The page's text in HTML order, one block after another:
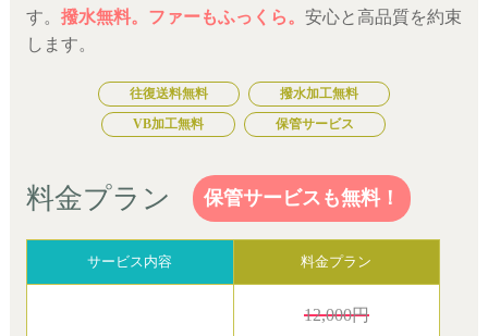
す。 撥水無料。ファーもふっくら。安心と高品質を約束
します。
往復送料無料 撥水加工無料
VB加工無料 保管サービス
料金プラン 保管サービスも無料！
サービス内容 料金プラン
12,000円